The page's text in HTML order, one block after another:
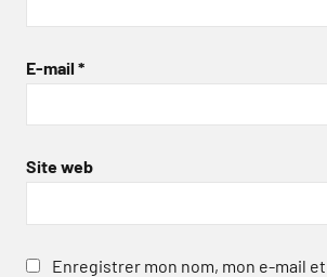
E-mail *
Site web
Enregistrer mon nom, mon e-mail